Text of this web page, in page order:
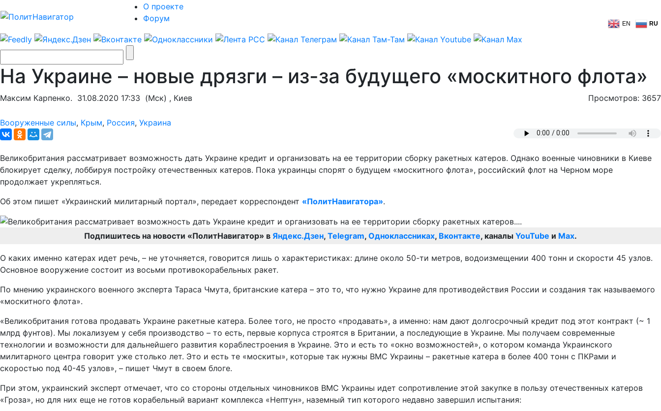
О проекте
Форум
EN RU
На Украине – новые дрязги – из-за будущего «москитного флота»
Максим Карпенко. 31.08.2020 17:33 (Мск) , Киев Просмотров: 3657
Вооруженные силы, Крым, Россия, Украина
Великобритания рассматривает возможность дать Украине кредит и организовать на ее территории сборку ракетных катеров. Однако военные чиновники в Киеве
блокирует сделку, лоббируя постройку отечественных катеров. Пока украинцы спорят о будущем «москитного флота», российский флот на Черном море
продолжает укрепляться.
Об этом пишет «Украинский милитарный портал», передает корреспондент «ПолитНавигатора».
Подпишитесь на новости «ПолитНавигатор» в Яндекс.Дзен, Telegram, Одноклассниках, Вконтакте, каналы YouTube и Max.
О каких именно катерах идет речь, – не уточняется, говорится лишь о характеристиках: длине около 50-ти метров, водоизмещении 400 тонн и скорости 45 узлов.
Основное вооружение состоит из восьми противокорабельных ракет.
По мнению украинского военного эксперта Тараса Чмута, британские катера – это то, что нужно Украине для противодействия России и создания так называемого
«москитного флота».
«Великобритания готова продавать Украине ракетные катера. Более того, не просто «продавать», а именно: нам дают долгосрочный кредит под этот контракт (~ 1
млрд фунтов). Мы локализуем у себя производство – то есть, первые корпуса строятся в Британии, а последующие в Украине. Мы получаем современные
технологии и возможности для дальнейшего развития кораблестроения в Украине. Это и есть то «окно возможностей», о котором команда Украинского
милитарного центра говорит уже столько лет. Это и есть те «москиты», которые так нужны ВМС Украины – ракетные катера в более 400 тонн с ПКРами и
скоростью под 40-45 узлов», – пишет Чмут в своем блоге.
При этом, украинский эксперт отмечает, что со стороны отдельных чиновников ВМС Украины идет сопротивление этой закупке в пользу отечественных катеров
«Гроза», но для них еще не готов корабельный вариант комплекса «Нептун», наземный тип которого недавно завершил испытания: